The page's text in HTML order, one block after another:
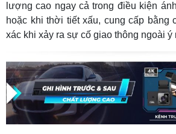
lượng cao ngay cả trong điều kiện
hoặc khi thời tiết xấu, cung cấp bằng
xác khi xảy ra sự cố giao thông ngoài ý